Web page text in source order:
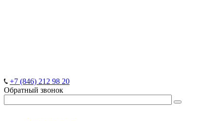
+7 (846) 212 98 20
Обратный звонок